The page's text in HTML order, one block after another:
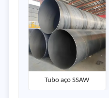
Tubo aço SSAW